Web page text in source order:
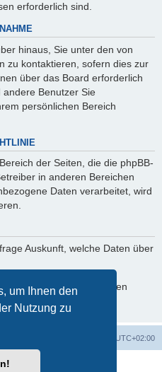
um Ihnen den
Nutzung zu
erforderlich sind.
hinaus, Sie unter den von
zu kontaktieren, sofern dies zur
über das Board erforderlich
Benutzer Sie
persönlichen Bereich
der Seiten, die die phpBB-
in anderen Bereichen
Daten verarbeitet, wird
Auskunft, welche Daten über
bzw. Sperrung Ihrer Daten
bitte den Betreiber.
UTC+02:00
Software © phpBB Limited